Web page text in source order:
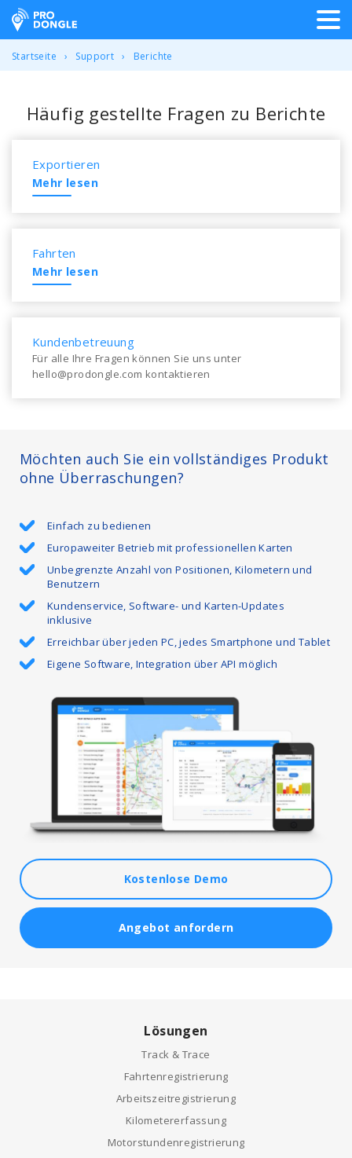
ProDongle Track & Trace
Startseite Support Berichte
Häufig gestellte Fragen zu Berichte
Exportieren
Mehr lesen
Fahrten
Mehr lesen
Kundenbetreuung
Für alle Ihre Fragen können Sie uns unter
hello@prodongle.com kontaktieren
Kostenlose Demo
Angebot anfordern
Möchten auch Sie ein vollständiges Produkt
ohne Überraschungen?
Einfach zu bedienen
Europaweiter Betrieb mit professionellen Karten
Unbegrenzte Anzahl von Positionen, Kilometern und
Benutzern
Kundenservice, Software- und Karten-Updates
inklusive
Erreichbar über jeden PC, jedes Smartphone und Tablet
Eigene Software, Integration über API möglich
Lösungen
Track & Trace
Fahrtenregistrierung
Arbeitszeitregistrierung
Kilometererfassung
Motorstundenregistrierung